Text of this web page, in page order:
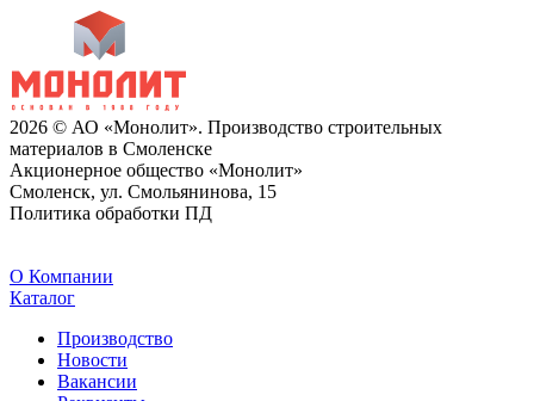
2026 © АО «Монолит». Производство строительных
материалов в Смоленске
Акционерное общество «Монолит»
Смоленск, ул. Смольянинова, 15
Политика обработки ПД
O Компании
Каталог
Производство
Новости
Вакансии